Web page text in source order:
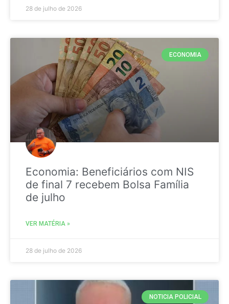
28 de julho de 2026
ECONOMIA
Economia: Beneficiários com NIS
de final 7 recebem Bolsa Família
de julho
VER MATÉRIA »
28 de julho de 2026
NOTICIA POLICIAL